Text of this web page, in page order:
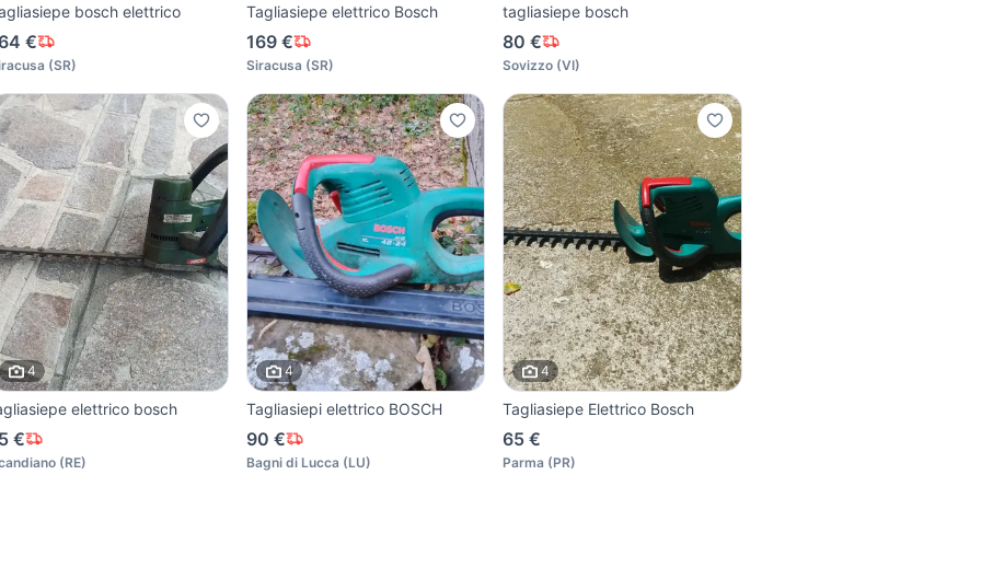
bosch elettrico
€
(SR)
Tagliasiepe elettrico Bosch
169 €
Siracusa (SR)
tagliasiepe bosch
80 €
Sovizzo (VI)
4
elettrico bosch
€
(RE)
4
Tagliasiepi elettrico BOSCH
90 €
Bagni di Lucca (LU)
4
Tagliasiepe Elettrico Bosch
65 €
Parma (PR)